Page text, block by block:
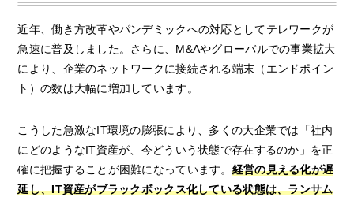
近年、働き方改革やパンデミックへの対応としてテレワークが
急速に普及しました。さらに、M&Aやグローバルでの事業拡大
により、企業のネットワークに接続される端末（エンドポイン
ト）の数は大幅に増加しています。
こうした急激なIT環境の膨張により、多くの大企業では「社内
にどのようなIT資産が、今どういう状態で存在するのか」を正
確に把握することが困難になっています。 経営の見える化が遅
延し、IT資産がブラックボックス化している状態は、ランサム